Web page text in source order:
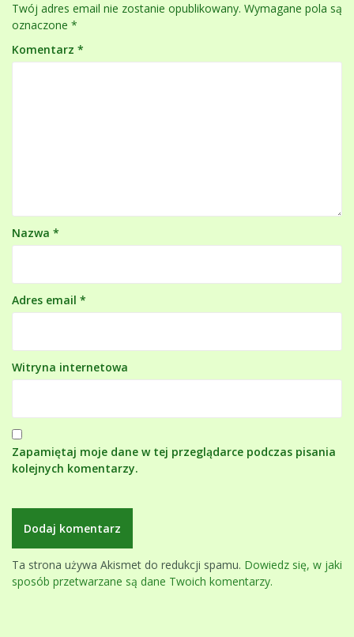
Twój adres email nie zostanie opublikowany. Wymagane pola są
oznaczone *
Komentarz *
Nazwa *
Adres email *
Witryna internetowa
Zapamiętaj moje dane w tej przeglądarce podczas pisania
kolejnych komentarzy.
Ta strona używa Akismet do redukcji spamu. Dowiedz się, w jaki
sposób przetwarzane są dane Twoich komentarzy.